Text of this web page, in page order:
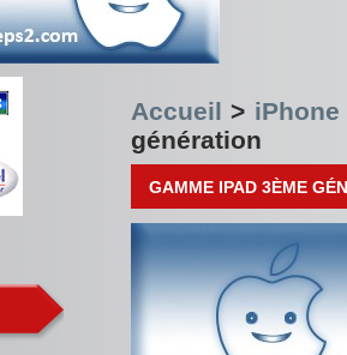
Accueil > iPhone
génération
GAMME IPAD 3ÈME